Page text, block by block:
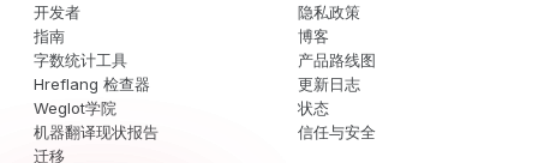
开发者
指南
字数统计工具
Hreflang 检查器
Weglot学院
机器翻译现状报告
迁移
隐私政策
博客
产品路线图
更新日志
状态
信任与安全